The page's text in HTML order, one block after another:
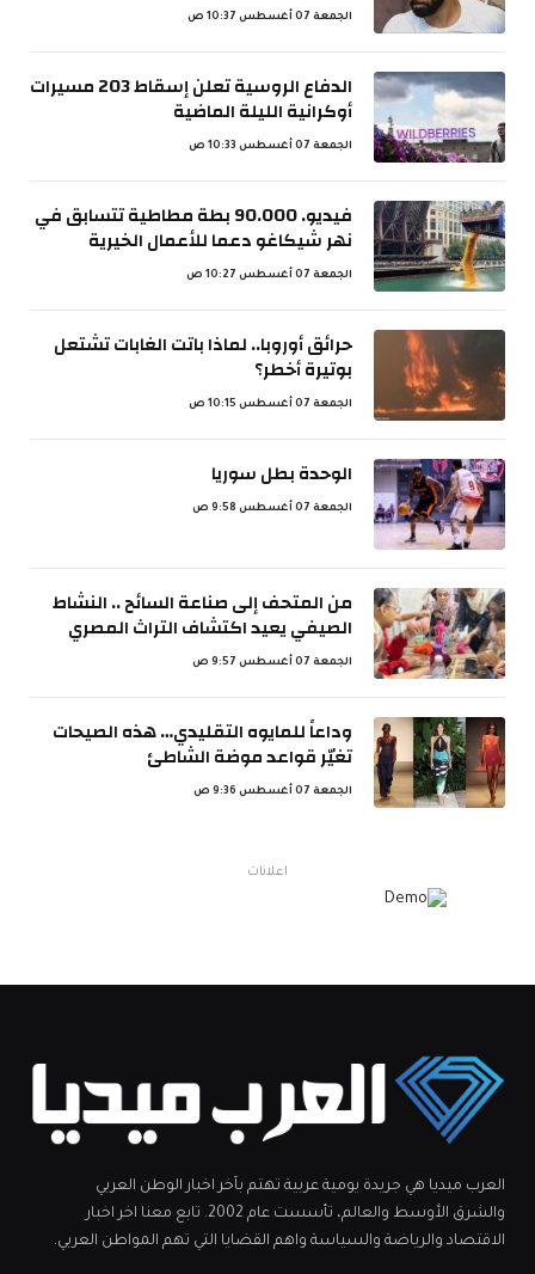
الجمعة 07 أغسطس 10:37 ص
الدفاع الروسية تعلن إسقاط 203 مسيرات
أوكرانية الليلة الماضية
الجمعة 07 أغسطس 10:33 ص
فيديو. 90.000 بطة مطاطية تتسابق في
نهر شيكاغو دعما للأعمال الخيرية
الجمعة 07 أغسطس 10:27 ص
حرائق أوروبا.. لماذا باتت الغابات تشتعل
بوتيرة أخطر؟
الجمعة 07 أغسطس 10:15 ص
الوحدة بطل سوريا
الجمعة 07 أغسطس 9:58 ص
من المتحف إلى صناعة السائح .. النشاط
الصيفي يعيد اكتشاف التراث المصري
الجمعة 07 أغسطس 9:57 ص
وداعاً للمايوه التقليدي… هذه الصيحات
تغيّر قواعد موضة الشاطئ
الجمعة 07 أغسطس 9:36 ص
اعلانات
العرب ميديا هي جريدة يومية عربية تهتم بآخر اخبار الوطن العربي
والشرق الأوسط والعالم، تأسست عام 2002. تابع معنا اخر اخبار
الاقتصاد والرياضة والسياسة واهم القضايا التي تهم المواطن العربي.